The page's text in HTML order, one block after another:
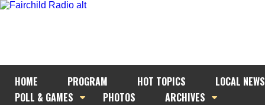
HOME PROGRAM HOT TOPICS
LOCAL NEWS
POLL & GAMES
PHOTOS ARCHIVES